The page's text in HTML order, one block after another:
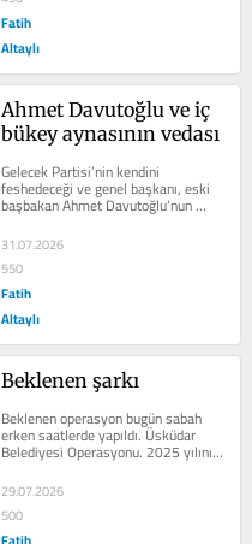
Fatih
Altaylı
Ahmet Davutoğlu ve iç
bükey aynasının vedası
Gelecek Partisi’nin kendini
feshedeceği ve genel başkanı, eski
başbakan Ahmet Davutoğlu’nun
siyaseti bıraktığını açıklayacağı...
31.07.2026
550
Fatih
Altaylı
Beklenen şarkı
Beklenen operasyon bugün sabah
erken saatlerde yapıldı. Üsküdar
Belediyesi Operasyonu. 2025 yılının
Mart ayından yani İBB’ye yönelik ilk...
29.07.2026
500